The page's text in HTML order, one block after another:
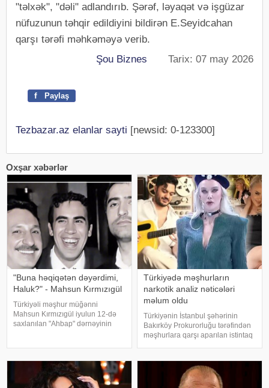
"təlxək", "dəli" adlandırıb. Şərəf, ləyaqət və işgüzar
nüfuzunun təhqir edildiyini bildirən E.Seyidcahan
qarşı tərəfi məhkəməyə verib.
Şou Biznes Tarix: 07 may 2026
f Paylaş
Tezbazar.az elanlar sayti [newsid: 0-123300]
Oxşar xəbərlər
"Buna həqiqətən dəyərdimi,
Haluk?" - Mahsun Kırmızıgül
Türkiyəli məşhur müğənni
Mahsun Kırmızıgül iyulun 12-də
saxlanılan "Ahbap" dərnəyinin
hesabında bir zamanlar ən yaxı
Türkiyədə məşhurların
narkotik analiz nəticələri
məlum oldu
Türkiyənin İstanbul şəhərinin
Bakırköy Prokurorluğu tərəfindən
məşhurlara qarşı aparılan istintaq
götürülmüş bioloji nümunələr
üzərində aparılan toksikoloji